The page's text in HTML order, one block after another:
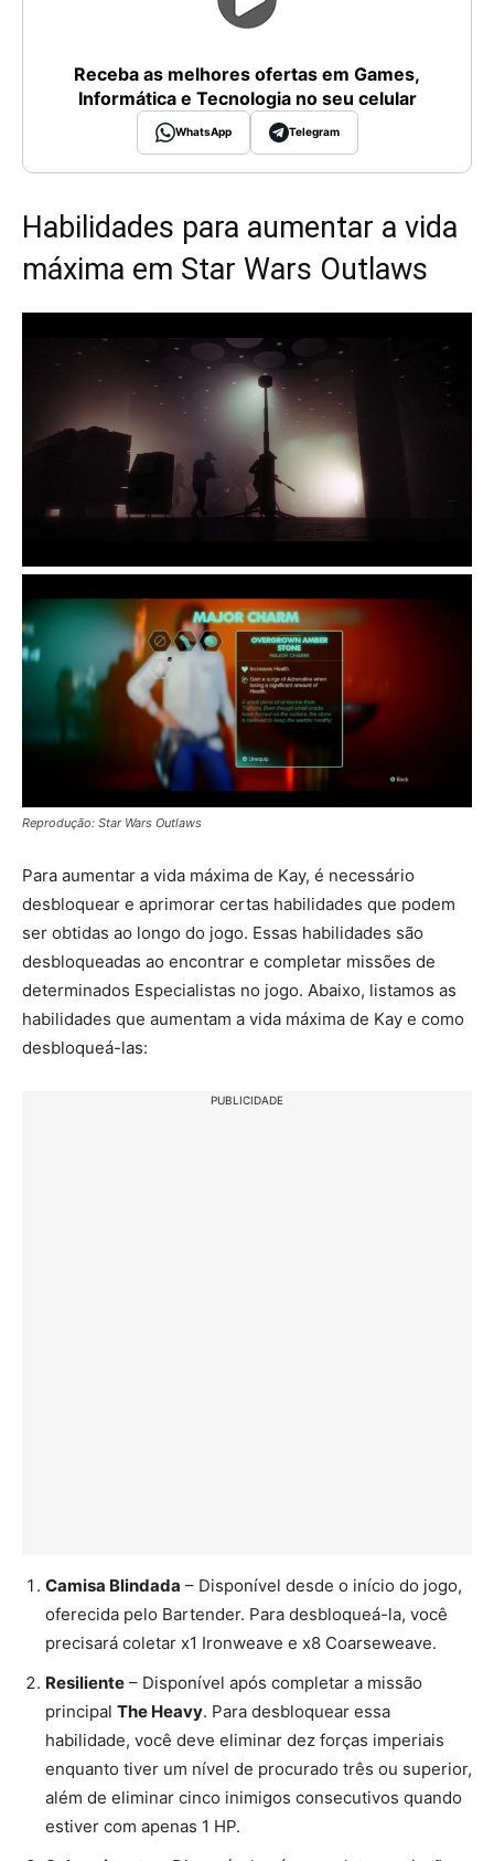
Receba as melhores ofertas em Games,
Informática e Tecnologia no seu celular
WhatsApp Telegram
Habilidades para aumentar a vida
máxima em Star Wars Outlaws
Reprodução: Star Wars Outlaws
Para aumentar a vida máxima de Kay, é necessário
desbloquear e aprimorar certas habilidades que podem
ser obtidas ao longo do jogo. Essas habilidades são
desbloqueadas ao encontrar e completar missões de
determinados Especialistas no jogo. Abaixo, listamos as
habilidades que aumentam a vida máxima de Kay e como
desbloqueá-las:
PUBLICIDADE
Camisa Blindada – Disponível desde o início do jogo,
oferecida pelo Bartender. Para desbloqueá-la, você
precisará coletar x1 Ironweave e x8 Coarseweave.
Resiliente – Disponível após completar a missão
principal The Heavy. Para desbloquear essa
habilidade, você deve eliminar dez forças imperiais
enquanto tiver um nível de procurado três ou superior,
além de eliminar cinco inimigos consecutivos quando
estiver com apenas 1 HP.